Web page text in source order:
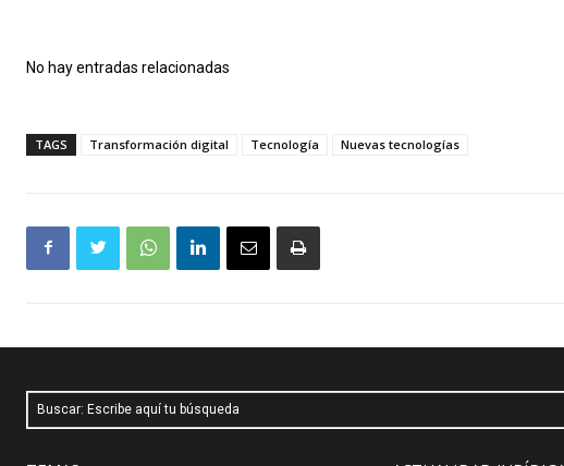
No hay entradas relacionadas
TAGS Transformación digital Tecnología Nuevas tecnologías
Buscar: Escribe aquí tu búsqueda